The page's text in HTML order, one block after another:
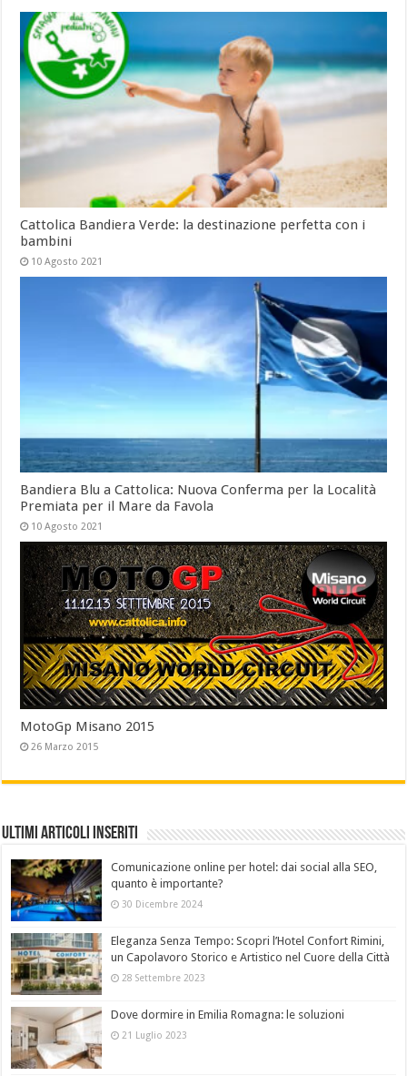
Cattolica Bandiera Verde: la destinazione perfetta con i
bambini
10 Agosto 2021
Bandiera Blu a Cattolica: Nuova Conferma per la Località
Premiata per il Mare da Favola
10 Agosto 2021
MotoGp Misano 2015
26 Marzo 2015
Ultimi Articoli Inseriti
Comunicazione online per hotel: dai social alla SEO,
quanto è importante?
30 Dicembre 2024
Eleganza Senza Tempo: Scopri l’Hotel Confort Rimini,
un Capolavoro Storico e Artistico nel Cuore della Città
28 Settembre 2023
Dove dormire in Emilia Romagna: le soluzioni
21 Luglio 2023